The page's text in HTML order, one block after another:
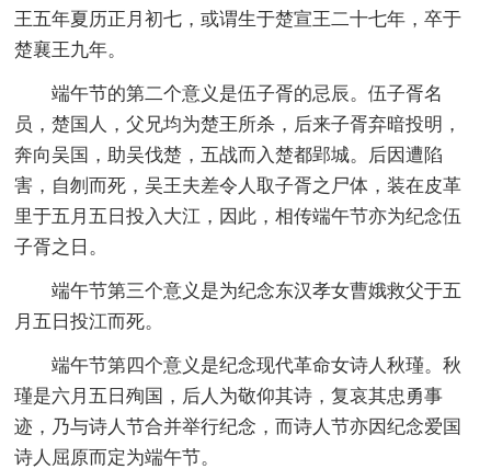
王五年夏历正月初七，或谓生于楚宣王二十七年，卒于
楚襄王九年。
端午节的第二个意义是伍子胥的忌辰。伍子胥名
员，楚国人，父兄均为楚王所杀，后来子胥弃暗投明，
奔向吴国，助吴伐楚，五战而入楚都郢城。后因遭陷
害，自刎而死，吴王夫差令人取子胥之尸体，装在皮革
里于五月五日投入大江，因此，相传端午节亦为纪念伍
子胥之日。
端午节第三个意义是为纪念东汉孝女曹娥救父于五
月五日投江而死。
端午节第四个意义是纪念现代革命女诗人秋瑾。秋
瑾是六月五日殉国，后人为敬仰其诗，复哀其忠勇事
迹，乃与诗人节合并举行纪念，而诗人节亦因纪念爱国
诗人屈原而定为端午节。